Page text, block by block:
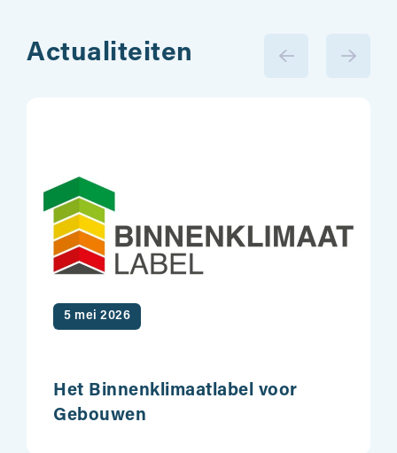
Actualiteiten
5 mei 2026
Het Binnenklimaatlabel voor
Gebouwen